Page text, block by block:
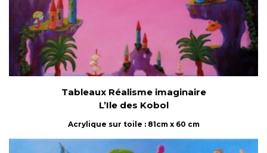
Tableaux Réalisme imaginaire
L’Ile des Kobol
Acrylique sur toile : 81cm x 60 cm